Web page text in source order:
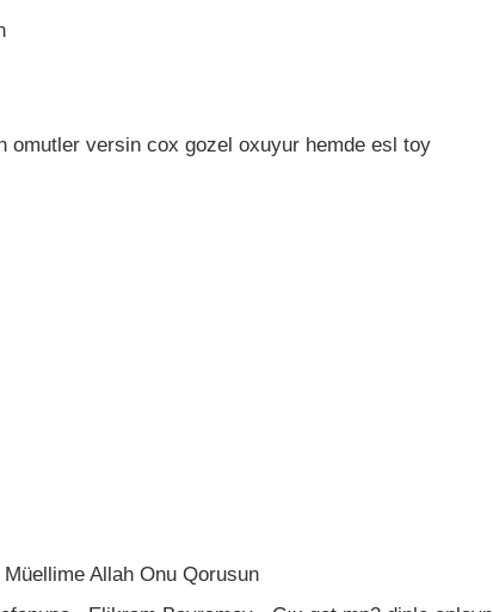
omutler versin cox gozel oxuyur hemde esl toy
Allah Onu Qorusun